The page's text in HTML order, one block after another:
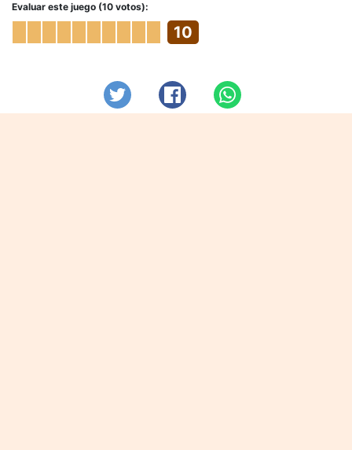
Evaluar este juego (10 votos):
10